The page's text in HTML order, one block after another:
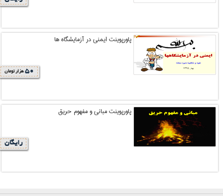
پاورپوینت ایمنی در آزمایشگاه ها
50 هزار تومان
پاورپوینت مبانی و مفهوم حریق
رایگان